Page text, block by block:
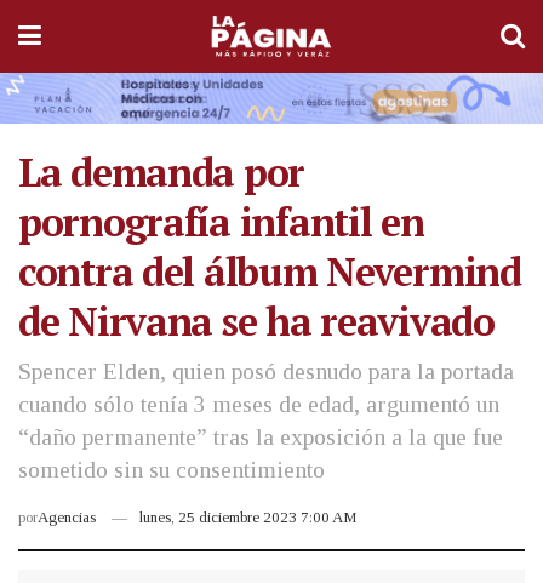
La demanda por
pornografía infantil en
contra del álbum Nevermind
de Nirvana se ha reavivado
Spencer Elden, quien posó desnudo para la portada
cuando sólo tenía 3 meses de edad, argumentó un
“daño permanente” tras la exposición a la que fue
sometido sin su consentimiento
porAgencias lunes, 25 diciembre 2023 7:00 AM